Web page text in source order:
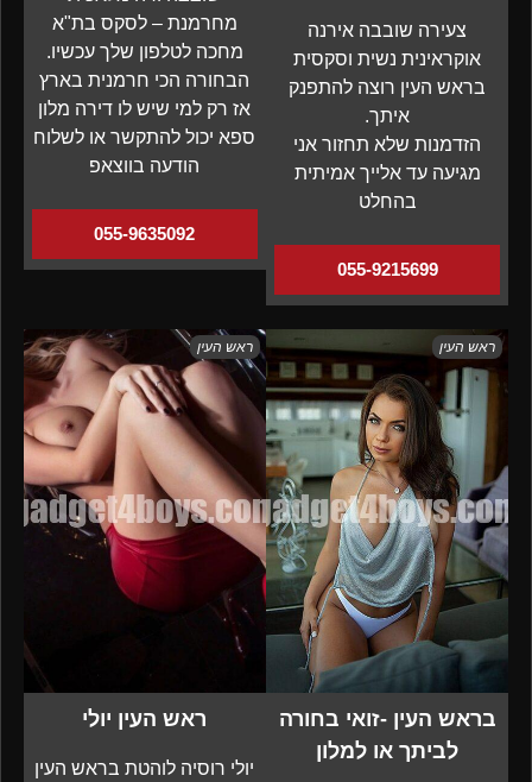
צעירה שובבה אירנה
אוקראינית נשית וסקסית
בראש העין רוצה להתפנק
איתך.
הזדמנות שלא תחזור אני
מגיעה עד אלייך אמיתית
בהחלט
055-9215699
מחרמנת – לסקס בת"א
מחכה לטלפון שלך עכשיו.
הבחורה הכי חרמנית בארץ
אז רק למי שיש לו דירה מלון
ספא יכול להתקשר או לשלוח
הודעה בווצאפ
055-9635092
ראש העין
בראש העין -זואי בחורה
לביתך או למלון
ראש העין
ראש העין יולי
יולי רוסיה לוהטת בראש העין